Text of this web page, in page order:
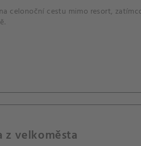
celonoční cestu mimo resort,
z velkoměsta